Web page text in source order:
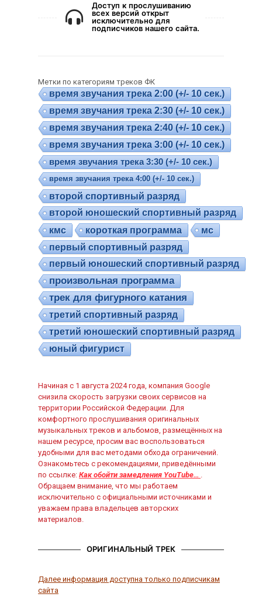
Доступ к прослушиванию
всех версий открыт
исключительно для
подписчиков нашего сайта.
Метки по категориям треков ФК
время звучания трека 2:00 (+/- 10 сек.)
время звучания трека 2:30 (+/- 10 сек.)
время звучания трека 2:40 (+/- 10 сек.)
время звучания трека 3:00 (+/- 10 сек.)
время звучания трека 3:30 (+/- 10 сек.)
время звучания трека 4:00 (+/- 10 сек.)
второй спортивный разряд
второй юношеский спортивный разряд
кмс короткая программа
мс
первый спортивный разряд
первый юношеский спортивный разряд
произвольная программа
трек для фигурного катания
третий спортивный разряд
третий юношеский спортивный разряд
юный фигурист
Начиная с 1 августа 2024 года, компания Google
снизила скорость загрузки своих сервисов на
территории Российской Федерации. Для
комфортного прослушивания оригинальных
музыкальных треков и альбомов, размещённых на
нашем ресурсе, просим вас воспользоваться
удобными для вас методами обхода ограничений.
Ознакомьтесь с рекомендациями, приведёнными
по ссылке: Как обойти замедления YouTube… .
Обращаем внимание, что мы работаем
исключительно с официальными источниками и
уважаем права владельцев авторских
материалов.
ОРИГИНАЛЬНЫЙ ТРЕК
Далее информация доступна только подписчикам
сайта